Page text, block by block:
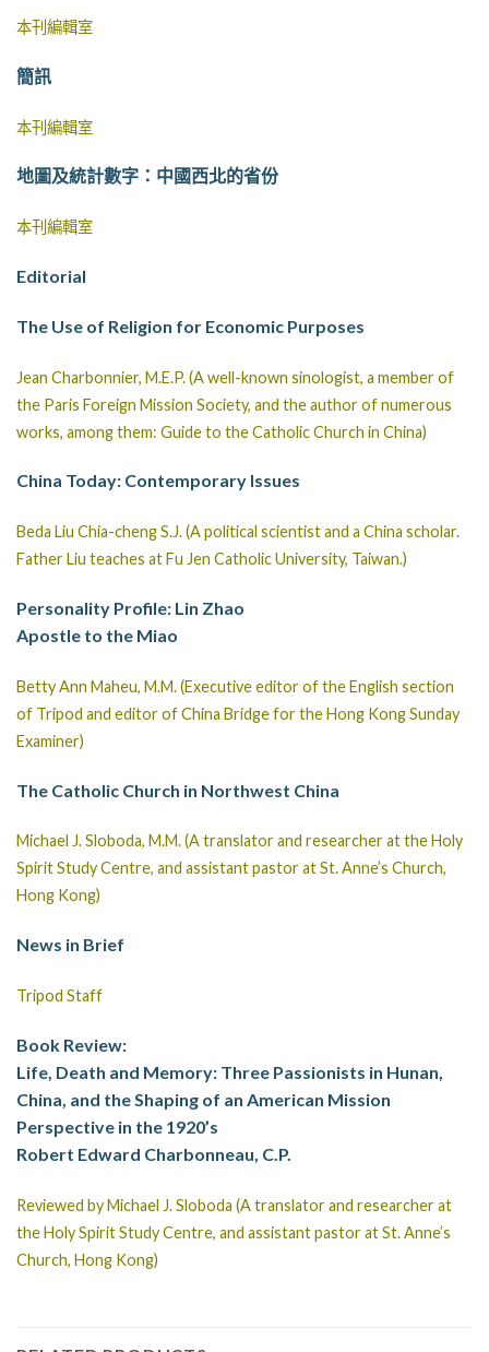
本刊編輯室
簡訊
本刊編輯室
地圖及統計數字：中國西北的省份
本刊編輯室
Editorial
The Use of Religion for Economic Purposes
Jean Charbonnier, M.E.P. (A well-known sinologist, a member of
the Paris Foreign Mission Society, and the author of numerous
works, among them: Guide to the Catholic Church in China)
China Today: Contemporary Issues
Beda Liu Chia-cheng S.J. (A political scientist and a China scholar.
Father Liu teaches at Fu Jen Catholic University, Taiwan.)
Personality Profile: Lin Zhao
Apostle to the Miao
Betty Ann Maheu, M.M. (Executive editor of the English section
of Tripod and editor of China Bridge for the Hong Kong Sunday
Examiner)
The Catholic Church in Northwest China
Michael J. Sloboda, M.M. (A translator and researcher at the Holy
Spirit Study Centre, and assistant pastor at St. Anne’s Church,
Hong Kong)
News in Brief
Tripod Staff
Book Review:
Life, Death and Memory: Three Passionists in Hunan,
China, and the Shaping of an American Mission
Perspective in the 1920’s
Robert Edward Charbonneau, C.P.
Reviewed by Michael J. Sloboda (A translator and researcher at
the Holy Spirit Study Centre, and assistant pastor at St. Anne’s
Church, Hong Kong)